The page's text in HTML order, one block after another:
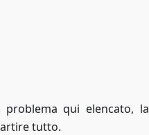
qui elencato, la
tutto.